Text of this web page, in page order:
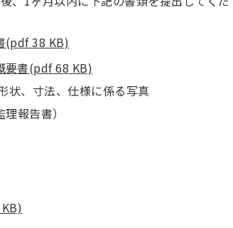
(pdf 38 KB)
要書(pdf 68 KB)
状、寸法、仕様に係る写真
報告書）